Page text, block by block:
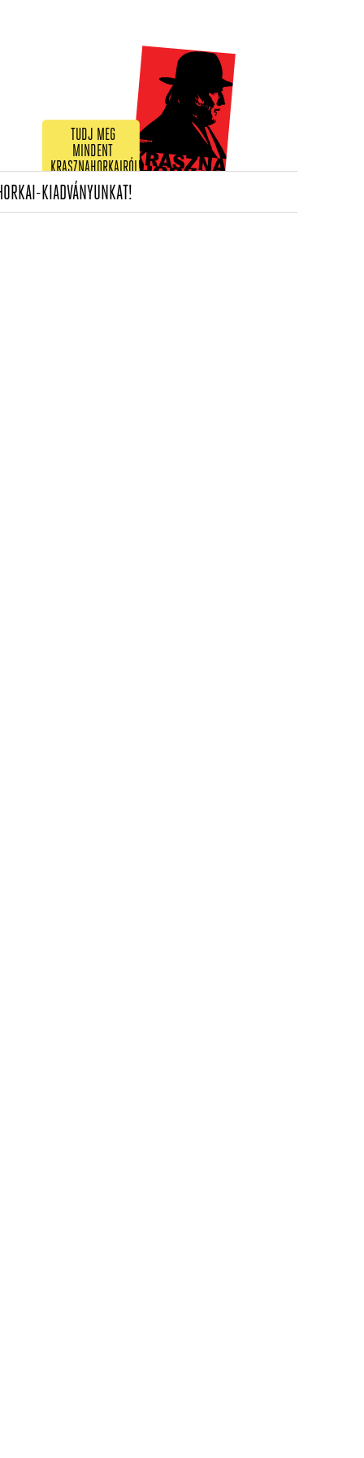
TUDJ MEG
MINDENT
KRASZNAHORKAIRÓL!
KIADVÁNYUNKAT!(CURRENT)